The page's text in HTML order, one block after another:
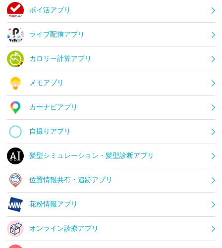
ポイ活アプリ
ライブ配信アプリ
カロリー計算アプリ
メモアプリ
カーナビアプリ
自撮りアプリ
髪型シミュレーション・髪型診断アプリ
位置情報共有・追跡アプリ
花粉情報アプリ
オンライン診療アプリ